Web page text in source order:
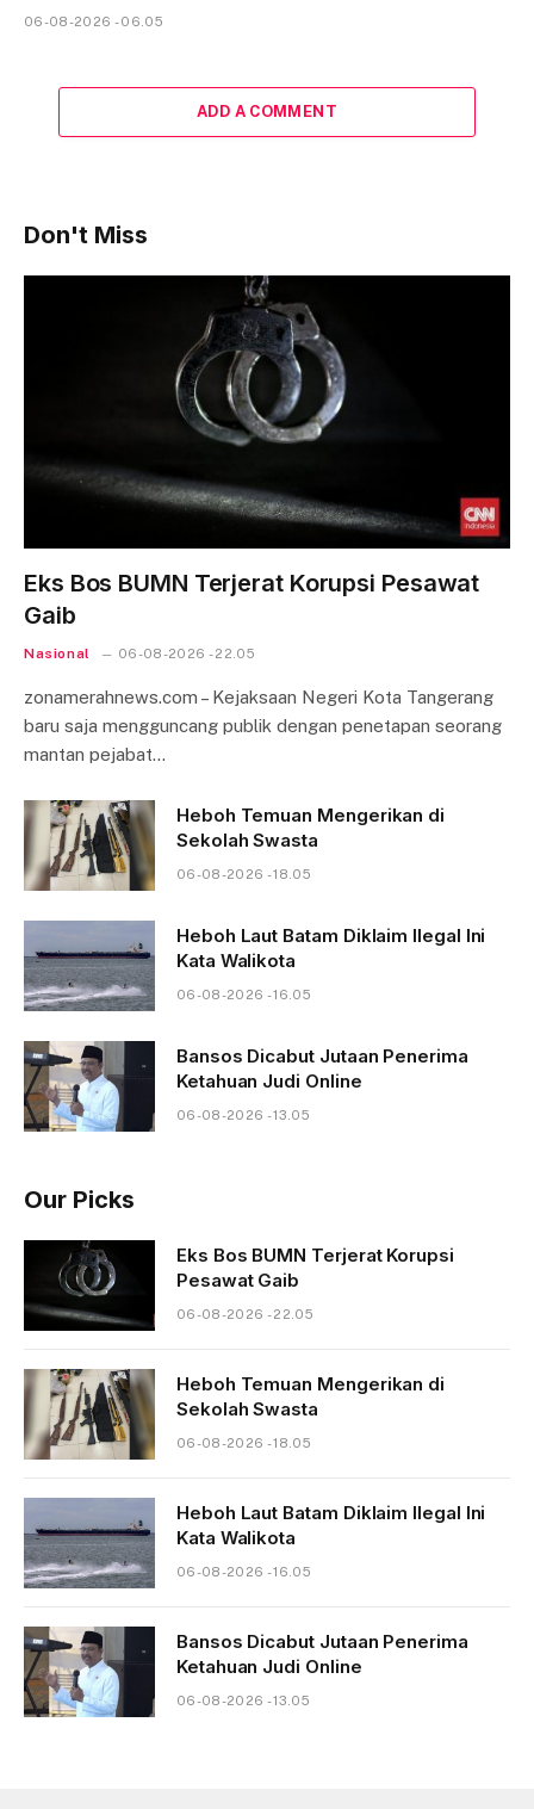
06-08-2026 - 06.05
ADD A COMMENT
Don't Miss
Eks Bos BUMN Terjerat Korupsi Pesawat
Gaib
Nasional 06-08-2026 - 22.05
zonamerahnews.com – Kejaksaan Negeri Kota Tangerang
baru saja mengguncang publik dengan penetapan seorang
mantan pejabat…
Heboh Temuan Mengerikan di
Sekolah Swasta
06-08-2026 - 18.05
Heboh Laut Batam Diklaim Ilegal Ini
Kata Walikota
06-08-2026 - 16.05
Bansos Dicabut Jutaan Penerima
Ketahuan Judi Online
06-08-2026 - 13.05
Our Picks
Eks Bos BUMN Terjerat Korupsi
Pesawat Gaib
06-08-2026 - 22.05
Heboh Temuan Mengerikan di
Sekolah Swasta
06-08-2026 - 18.05
Heboh Laut Batam Diklaim Ilegal Ini
Kata Walikota
06-08-2026 - 16.05
Bansos Dicabut Jutaan Penerima
Ketahuan Judi Online
06-08-2026 - 13.05